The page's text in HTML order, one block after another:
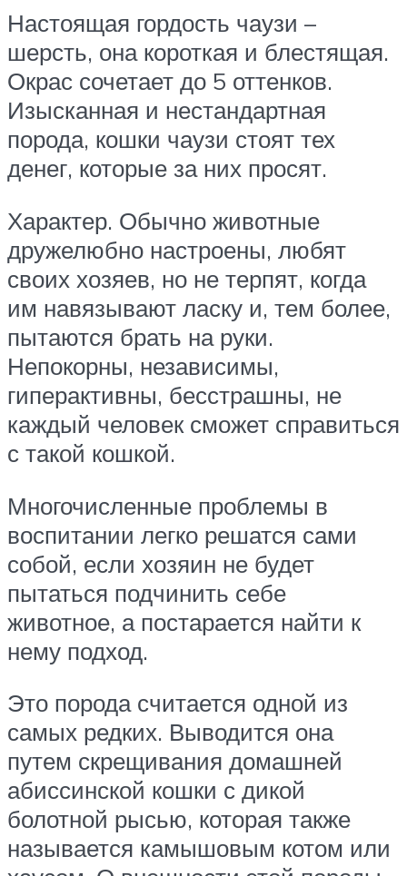
Настоящая гордость чаузи –
шерсть, она короткая и блестящая.
Окрас сочетает до 5 оттенков.
Изысканная и нестандартная
порода, кошки чаузи стоят тех
денег, которые за них просят.
Характер. Обычно животные
дружелюбно настроены, любят
своих хозяев, но не терпят, когда
им навязывают ласку и, тем более,
пытаются брать на руки.
Непокорны, независимы,
гиперактивны, бесстрашны, не
каждый человек сможет справиться
с такой кошкой.
Многочисленные проблемы в
воспитании легко решатся сами
собой, если хозяин не будет
пытаться подчинить себе
животное, а постарается найти к
нему подход.
Это порода считается одной из
самых редких. Выводится она
путем скрещивания домашней
абиссинской кошки с дикой
болотной рысью, которая также
называется камышовым котом или